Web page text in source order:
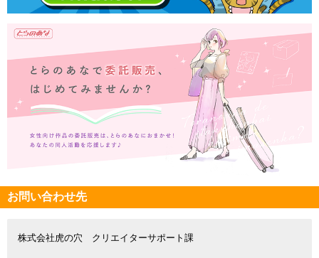
お問い合わせ先
株式会社虎の穴 クリエイターサポート課